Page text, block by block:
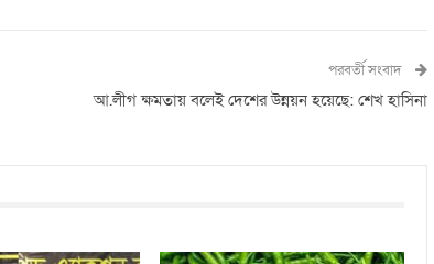
পরবর্তী সংবাদ
আ.লীগ ক্ষমতায় বলেই দেশের উন্নয়ন হয়েছে: শেখ হাসিনা